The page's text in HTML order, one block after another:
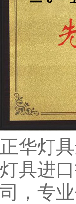
正华灯
灯具进
司，专